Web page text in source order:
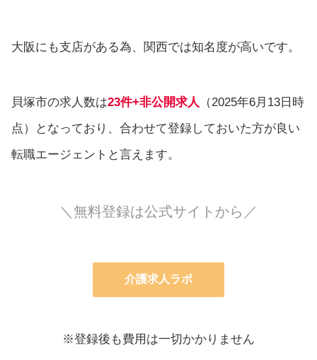
大阪にも支店がある為、関西では知名度が高いです。
貝塚市の求人数は23件+非公開求人
（2025年6月13日時
点）となっており、合わせて登録しておいた方が良い
転職エージェントと言えます。
＼無料登録は公式サイトから／
介護求人ラボ
※登録後も費用は一切かかりません